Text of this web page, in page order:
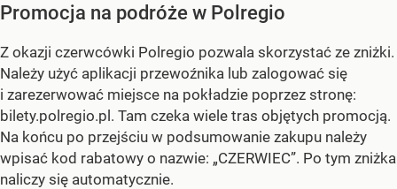
Promocja na podróże w Polregio
Z okazji czerwcówki Polregio pozwala skorzystać ze zniżki.
Należy użyć aplikacji przewoźnika lub zalogować się
i zarezerwować miejsce na pokładzie poprzez stronę:
bilety.polregio.pl. Tam czeka wiele tras objętych promocją.
Na końcu po przejściu w podsumowanie zakupu należy
wpisać kod rabatowy o nazwie: „CZERWIEC”. Po tym zniżka
naliczy się automatycznie.